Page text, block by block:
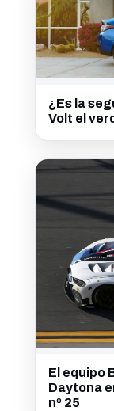
¿Es la
Volt el
El equipo
Daytona
nº 25